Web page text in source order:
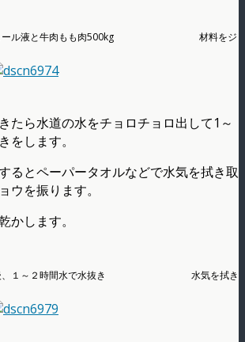
ール液と牛肉もも肉500kg 材料をジ
たら水道の水をチョロチョロ出して1～
をします。
るとペーパータオルなどで水気を拭き取
ウを振ります。
かします。
～２時間水で水抜き 水気を拭き